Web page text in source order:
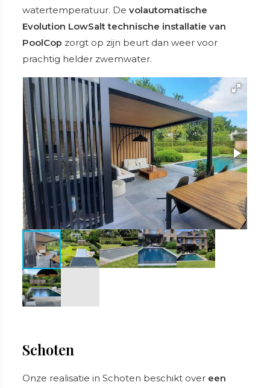
watertemperatuur. Devolautomatische
Evolution LowSalt technische installatie van
PoolCop zorgt op zijn beurt dan weer voor
prachtig helder zwemwater.
Schoten
Onze realisatie in Schoten beschikt over een